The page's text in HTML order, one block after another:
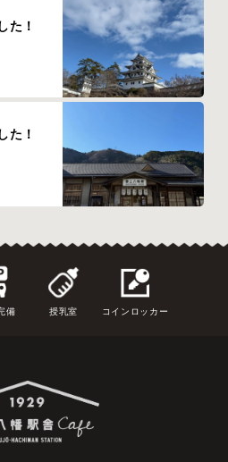
た！
た！
備 授乳室 コインロッカー